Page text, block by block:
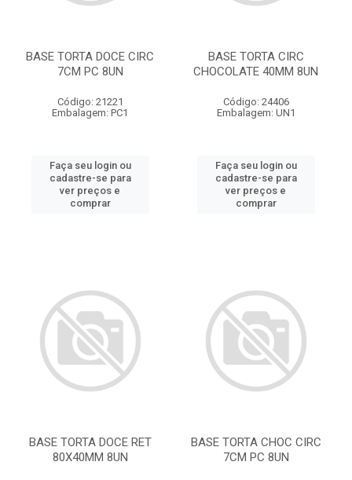
BASE TORTA DOCE CIRC
7CM PC 8UN
Código: 21221
Embalagem: PC1
Faça seu login ou
cadastre-se para
ver preços e
comprar
BASE TORTA CIRC
CHOCOLATE 40MM 8UN
Código: 24406
Embalagem: UN1
Faça seu login ou
cadastre-se para
ver preços e
comprar
BASE TORTA DOCE RET
80X40MM 8UN
BASE TORTA CHOC CIRC
7CM PC 8UN